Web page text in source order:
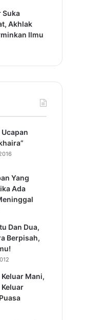
Suka
Akhlak
Ilmu
Yang
Ada
Dan Dua,
Berpisah,
Mani,